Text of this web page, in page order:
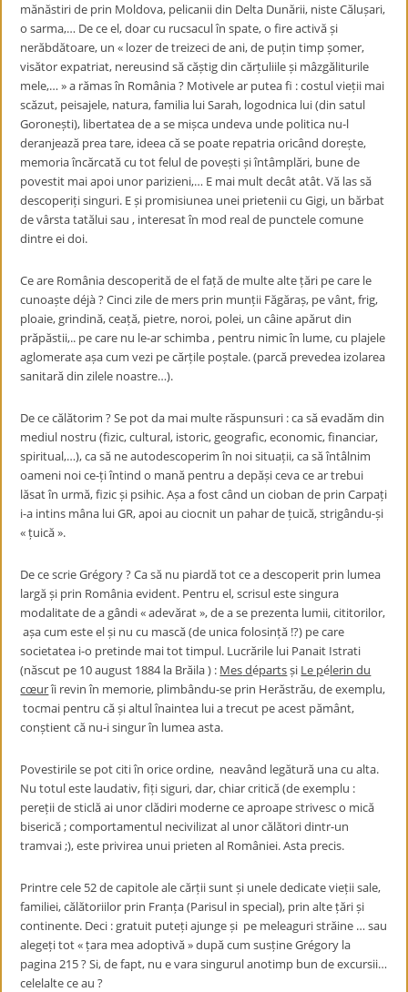
mănăstiri de prin Moldova, pelicanii din Delta Dunării, niste Călușari,
o sarma,… De ce el, doar cu rucsacul în spate, o fire activă și
nerăbdătoare, un « lozer de treizeci de ani, de puțin timp șomer,
visător expatriat, nereusind să căștig din cărțuliile și mâzgăliturile
mele,… » a rămas în România ? Motivele ar putea fi : costul vieții mai
scăzut, peisajele, natura, familia lui Sarah, logodnica lui (din satul
Goronești), libertatea de a se mișca undeva unde politica nu-l
deranjează prea tare, ideea că se poate repatria oricând dorește,
memoria încărcată cu tot felul de povești și întâmplări, bune de
povestit mai apoi unor parizieni,… E mai mult decât atât. Vă las să
descoperiți singuri. E și promisiunea unei prietenii cu Gigi, un bărbat
de vârsta tatălui sau , interesat în mod real de punctele comune
dintre ei doi.
Ce are România descoperită de el față de multe alte țări pe care le
cunoaște déjà ? Cinci zile de mers prin munții Făgăraș, pe vânt, frig,
ploaie, grindină, ceață, pietre, noroi, polei, un câine apărut din
prăpăstii,.. pe care nu le-ar schimba , pentru nimic în lume, cu plajele
aglomerate așa cum vezi pe cărțile poștale. (parcă prevedea izolarea
sanitară din zilele noastre…).
De ce călătorim ? Se pot da mai multe răspunsuri : ca să evadăm din
mediul nostru (fizic, cultural, istoric, geografic, economic, financiar,
spiritual,…), ca să ne autodescoperim în noi situații, ca să întâlnim
oameni noi ce-ți întind o mană pentru a depăși ceva ce ar trebui
lăsat în urmă, fizic și psihic. Așa a fost când un cioban de prin Carpați
i-a intins mâna lui GR, apoi au ciocnit un pahar de țuică, strigându-și
« țuică ».
De ce scrie Grégory ? Ca să nu piardă tot ce a descoperit prin lumea
largă și prin România evident. Pentru el, scrisul este singura
modalitate de a gândi « adevărat », de a se prezenta lumii, cititorilor,
așa cum este el și nu cu mască (de unica folosință !?) pe care
societatea i-o pretinde mai tot timpul. Lucrările lui Panait Istrati
(născut pe 10 august 1884 la Brăila ) : Mesdépartsși Le pélerin du
cœurîi revin în memorie, plimbându-se prin Herăstrău, de exemplu,
tocmai pentru că și altul înaintea lui a trecut pe acest pământ,
conștient că nu-i singur în lumea asta.
Povestirile se pot citi în orice ordine, neavând legătură una cu alta.
Nu totul este laudativ, fiți siguri, dar, chiar critică (de exemplu :
pereții de sticlă ai unor clădiri moderne ce aproape strivesc o mică
biserică ; comportamentul necivilizat al unor călători dintr-un
tramvai ;), este privirea unui prieten al României. Asta precis.
Printre cele 52 de capitole ale cărții sunt și unele dedicate vieții sale,
familiei, călătoriilor prin Franța (Parisul in special), prin alte țări și
continente. Deci : gratuit puteți ajunge și pe meleaguri străine … sau
alegeți tot « țara mea adoptivă » după cum susține Grégory la
pagina 215 ? Si, de fapt, nu e vara singurul anotimp bun de excursii…
celelalte ce au ?